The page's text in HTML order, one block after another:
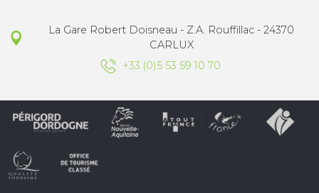
La Gare Robert Doisneau - Z.A. Rouffillac - 24370
CARLUX
+33 (0)5 53 59 10 70